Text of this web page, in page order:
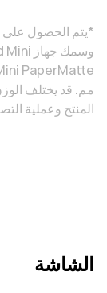
*يتم الحصول على
مم. قد يختلف
المنتج وعملية
الشاشة